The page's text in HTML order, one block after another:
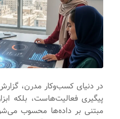
در دنیای کسب‌وکار مدرن،
پیگیری فعالیت‌هاست، بلکه
مبتنی بر داده‌ها محسوب